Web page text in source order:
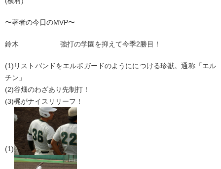
〜著者の今日のMVP〜
鈴木 強打の学園を抑えて今季2勝目！
(1)リストバンドをエルボガードのようににつける珍獣。通称「エル
チン」
(2)谷畑のわざあり先制打！
(3)梶がナイスリリーフ！
(1)